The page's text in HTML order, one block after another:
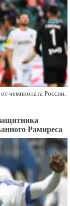
чемпионата России.
Рамиреса